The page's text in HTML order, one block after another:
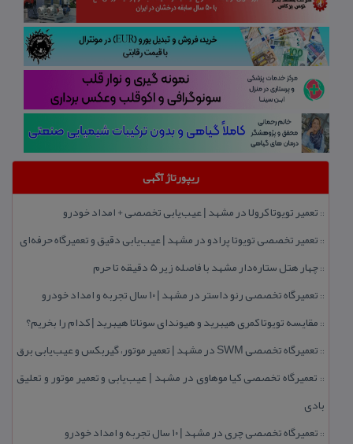
ریپورتاژ آگهی
:: تعمیر تویوتا كرولا در مشهد | عیب‌یابی تخصصی + امداد خودرو
:: تعمیر تخصصی تویوتا پرادو در مشهد | عیب‌یابی دقیق و تعمیرگاه حرفه‌ای
::چهار هتل‌ ستاره‌دار مشهد با فاصله زیر 5 دقیقه تا حرم
:: تعمیرگاه تخصصی رنو داستر در مشهد | ۱۰ سال تجربه و امداد خودرو
:: مقایسه تویوتا كمری هیبرید و هیوندای سوناتا هیبرید | كدام را بخریم؟
:: تعمیرگاه تخصصی SWM در مشهد | تعمیر موتور، گیربكس و عیب‌یابی برق
:: تعمیرگاه تخصصی كیا موهاوی در مشهد | عیب‌یابی و تعمیر موتور و تعلیق
بادی
:: تعمیرگاه تخصصی چری در مشهد | ۱۰ سال تجربه و امداد خودرو